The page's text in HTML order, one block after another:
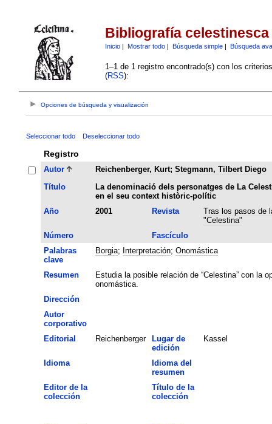
Bibliografía celestinesca
Inicio| Mostrar todo| Búsqueda simple| Búsqueda
1–1 de 1 registro encontrado(s) con los
(RSS):
Opciones de búsqueda y visualización
Seleccionar todo Deseleccionar todo
Registro
Autor Reichenberger, Kurt; Stegmann, Tilbert Diego
Título
La denominació dels personatges de La
en el seu context històric-polític
Año
2001 Revista
Tras los pasos de
"Celestina"
Número
Fascículo
Palabras
clave
Borgia; Interpretación; Onomástica
Resumen
Estudia la posible relación de “Celestina” con la
onomástica.
Dirección
Autor
corporativo
Editorial
Reichenberger
Lugar de
edición
Kassel
Idioma
Idioma del
resumen
Editor de la
colección
Título de la
colección